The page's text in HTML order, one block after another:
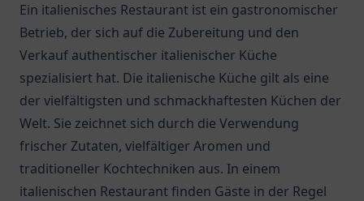
Ein italienisches Restaurant ist ein gastronomischer
Betrieb, der sich auf die Zubereitung und den
Verkauf authentischer italienischer Küche
spezialisiert hat. Die italienische Küche gilt als eine
der vielfältigsten und schmackhaftesten Küchen der
Welt. Sie zeichnet sich durch die Verwendung
frischer Zutaten, vielfältiger Aromen und
traditioneller Kochtechniken aus. In einem
italienischen Restaurant finden Gäste in der Regel